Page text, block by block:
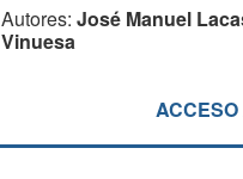
Autores: José Manuel
Vinuesa